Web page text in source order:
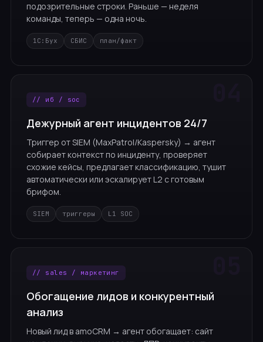
подозрительные строки. Раньше — неделя
команды, теперь — одна ночь.
1С:Бух СБИС план/факт
// иб / soc
Дежурный агент инцидентов 24/7
Триггер от SIEM (MaxPatrol/Kaspersky) → агент
собирает контекст по инциденту, проверяет
схожие кейсы, предлагает классификацию, тушит
автоматически или эскалирует L2 с готовым
брифом.
SIEM триггеры L1 SOC
// sales / маркетинг
Обогащение лидов и конкурентный
анализ
Новый лид в amoCRM → агент обогащает: сайт